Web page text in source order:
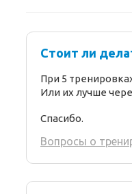
Стоит ли
При 5
Или их лучше
Спасибо.
Вопросы о